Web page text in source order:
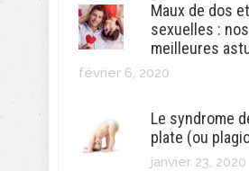
Maux de dos
sexuelles : nos
meilleures
février 6, 2020
Le syndrome
plate (ou
janvier 23, 2020